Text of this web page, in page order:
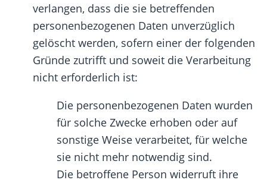
verlangen, dass die sie betreffenden
personenbezogenen Daten unverzüglich
gelöscht werden, sofern einer der folgenden
Gründe zutrifft und soweit die Verarbeitung
nicht erforderlich ist:
Die personenbezogenen Daten wurden
für solche Zwecke erhoben oder auf
sonstige Weise verarbeitet, für welche
sie nicht mehr notwendig sind.
Die betroffene Person widerruft ihre